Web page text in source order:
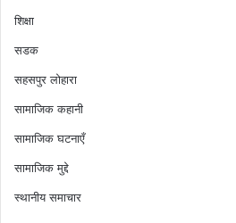
शिक्षा
सडक
सहसपुर लोहारा
सामाजिक कहानी
सामाजिक घटनाएँ
सामाजिक मुद्दे
स्थानीय समाचार